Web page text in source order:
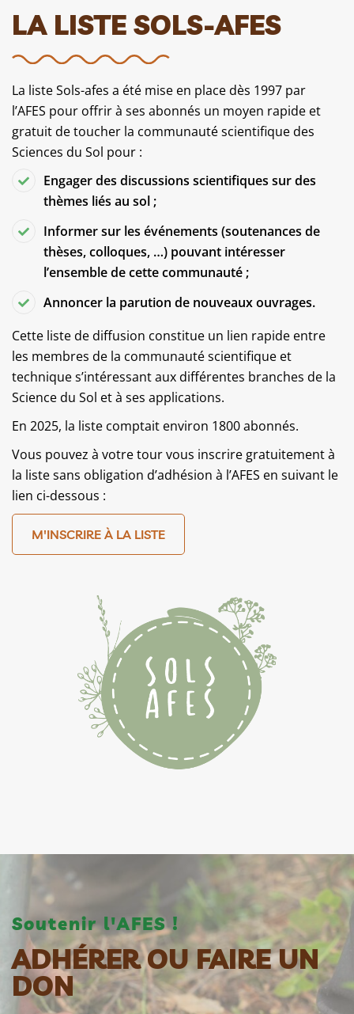
LA LISTE SOLS-AFES
La liste Sols-afes a été mise en place dès 1997 par
l’AFES pour offrir à ses abonnés un moyen rapide et
gratuit de toucher la communauté scientifique des
Sciences du Sol pour :
Engager des discussions scientifiques sur des
thèmes liés au sol ;
Informer sur les événements (soutenances de
thèses, colloques, …) pouvant intéresser
l’ensemble de cette communauté ;
Annoncer la parution de nouveaux ouvrages.
Cette liste de diffusion constitue un lien rapide entre
les membres de la communauté scientifique et
technique s’intéressant aux différentes branches de la
Science du Sol et à ses applications.
En 2025, la liste comptait environ 1800 abonnés.
Vous pouvez à votre tour vous inscrire gratuitement à
la liste sans obligation d’adhésion à l’AFES en suivant le
lien ci-dessous :
M'INSCRIRE À LA LISTE
Soutenir l'AFES !
ADHÉRER OU FAIRE UN
DON